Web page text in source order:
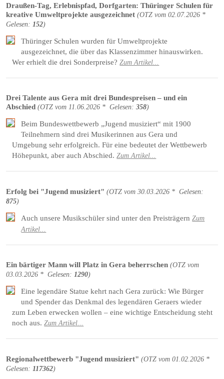
Draußen-Tag, Erlebnispfad, Dorfgarten: Thüringer Schulen für
kreative Umweltprojekte ausgezeichnet (OTZ vom02.07.2026 *
Gelesen: 152)
Thüringer Schulen wurden für Umweltprojekte
ausgezeichnet, die über das Klassenzimmer hinauswirken.
Wer erhielt die drei Sonderpreise? Zum Artikel...
Drei Talente aus Gera mit drei Bundespreisen – und ein
Abschied (OTZ vom11.06.2026 * Gelesen:358)
Beim Bundeswettbewerb „Jugend musiziert“ mit 1900
Teilnehmern sind drei Musikerinnen aus Gera und
Umgebung sehr erfolgreich. Für eine bedeutet der Wettbewerb
Höhepunkt, aber auch Abschied. Zum Artikel...
Erfolg bei "Jugend musiziert" (OTZ vom30.03.2026 * Gelesen:
875)
Auch unsere Musikschüler sind unter den Preisträgern Zum
Artikel...
Ein bärtiger Mann will Platz in Gera beherrschen (OTZ vom
03.03.2026 * Gelesen:1290)
Eine legendäre Statue kehrt nach Gera zurück: Wie Bürger
und Spender das Denkmal des legendären Geraers wieder
zum Leben erwecken wollen – eine wichtige Entscheidung steht
noch aus. Zum Artikel...
Regionalwettbewerb "Jugend musiziert" (OTZ vom01.02.2026 *
Gelesen: 117362)